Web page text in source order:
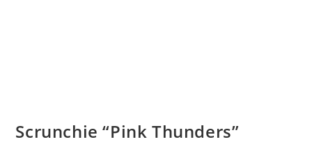
Scrunchie “Pink Thunders”